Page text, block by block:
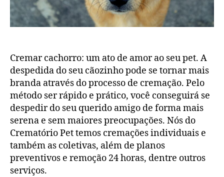
Cremar cachorro: um ato de amor ao seu pet. A
despedida do seu cãozinho pode se tornar mais
branda através do processo de cremação. Pelo
método ser rápido e prático, você conseguirá se
despedir do seu querido amigo de forma mais
serena e sem maiores preocupações. Nós do
Crematório Pet temos cremações individuais e
também as coletivas, além de planos
preventivos e remoção 24 horas, dentre outros
serviços.